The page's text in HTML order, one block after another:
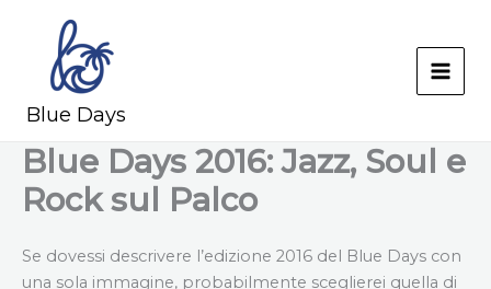
content
Blue Days
MAIN
Blue Days 2016: Jazz, Soul e
Rock sul Palco
Se dovessi descrivere l’edizione 2016 del Blue Days con
una sola immagine, probabilmente sceglierei quella di